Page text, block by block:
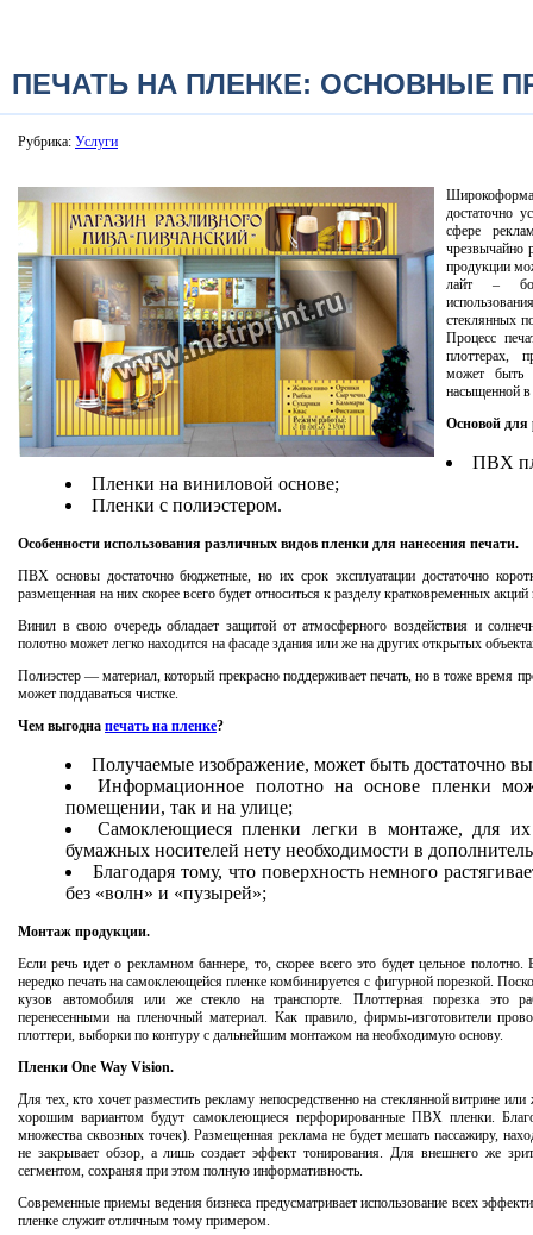
ПЕЧАТЬ НА ПЛЕНКЕ: ОСНОВНЫЕ
Рубрика: Услуги
достаточно
сфере
чрезвычайно
продукции
лайт –
стеклянных
Процесс
плоттерах,
может быть
насыщенной
Основой
ПВХ
Пленки на виниловой основе;
Пленки с полиэстером.
Особенности использования различных видов пленки для нанесения печати.
ПВХ основы достаточно бюджетные, но их срок эксплуатации достаточно
размещенная на них скорее всего будет относиться к разделу кратковременных
Винил в свою очередь обладает защитой от атмосферного воздействия и
полотно может легко находится на фасаде здания или же на других открытых
Полиэстер — материал, который прекрасно поддерживает печать, но в тоже время
может поддаваться чистке.
Чем выгодна печать на пленке?
Получаемые изображение, может быть достаточно
Информационное полотно на основе пленки
помещении, так и на улице;
Самоклеющиеся пленки легки в монтаже, для их
бумажных носителей нету необходимости в
Благодаря тому, что поверхность немного
без «волн» и «пузырей»;
Монтаж продукции.
Если речь идет о рекламном баннере, то, скорее всего это будет цельное
нередко печать на самоклеющейся пленке комбинируется с фигурной порезкой.
кузов автомобиля или же стекло на транспорте. Плоттерная порезка это
перенесенными на пленочный материал. Как правило, фирмы-изготовители
плоттери, выборки по контуру с дальнейшим монтажом на необходимую основу.
Пленки One Way Vision.
Для тех, кто хочет разместить рекламу непосредственно на стеклянной витрине
хорошим вариантом будут самоклеющиеся перфорированные ПВХ пленки.
множества сквозных точек). Размещенная реклама не будет мешать пассажиру,
не закрывает обзор, а лишь создает эффект тонирования. Для внешнего же
сегментом, сохраняя при этом полную информативность.
Современные приемы ведения бизнеса предусматривает использование всех
пленке служит отличным тому примером.